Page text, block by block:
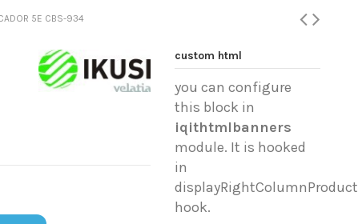
5E CBS-934
custom html
you can configure
this block in
iqithtmlbanners
module. It is hooked
in
displayRightColumnProduct
hook.